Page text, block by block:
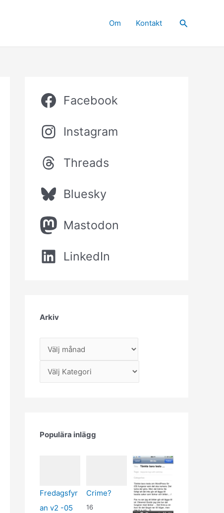
Om Kontakt Sök
Facebook
Instagram
Threads
Bluesky
Mastodon
LinkedIn
Arkiv
Kategorier
Populära inlägg
Fredagsfyr
an v2 -05
Crime?
16